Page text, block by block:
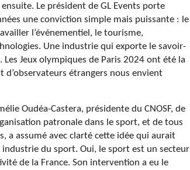
Le président de GL Events porte
une conviction simple mais puissante : le
l’événementiel, le tourisme,
Une industrie qui exporte le savoir-
Jeux olympiques de Paris 2024 ont été la
étrangers nous envient
Oudéa-Castera, présidente du CNOSF, de
patronale dans le sport, et de tous
a assumé avec clarté cette idée qui aurait
du sport. Oui, le sport est un secteur
de la France. Son intervention a eu le